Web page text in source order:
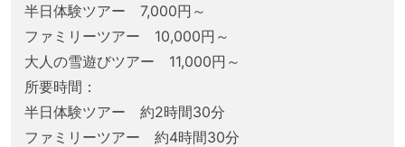
半日体験ツアー 7,000円～
ファミリーツアー 10,000円～
大人の雪遊びツアー 11,000円～
所要時間：
半日体験ツアー 約2時間30分
ファミリーツアー 約4時間30分